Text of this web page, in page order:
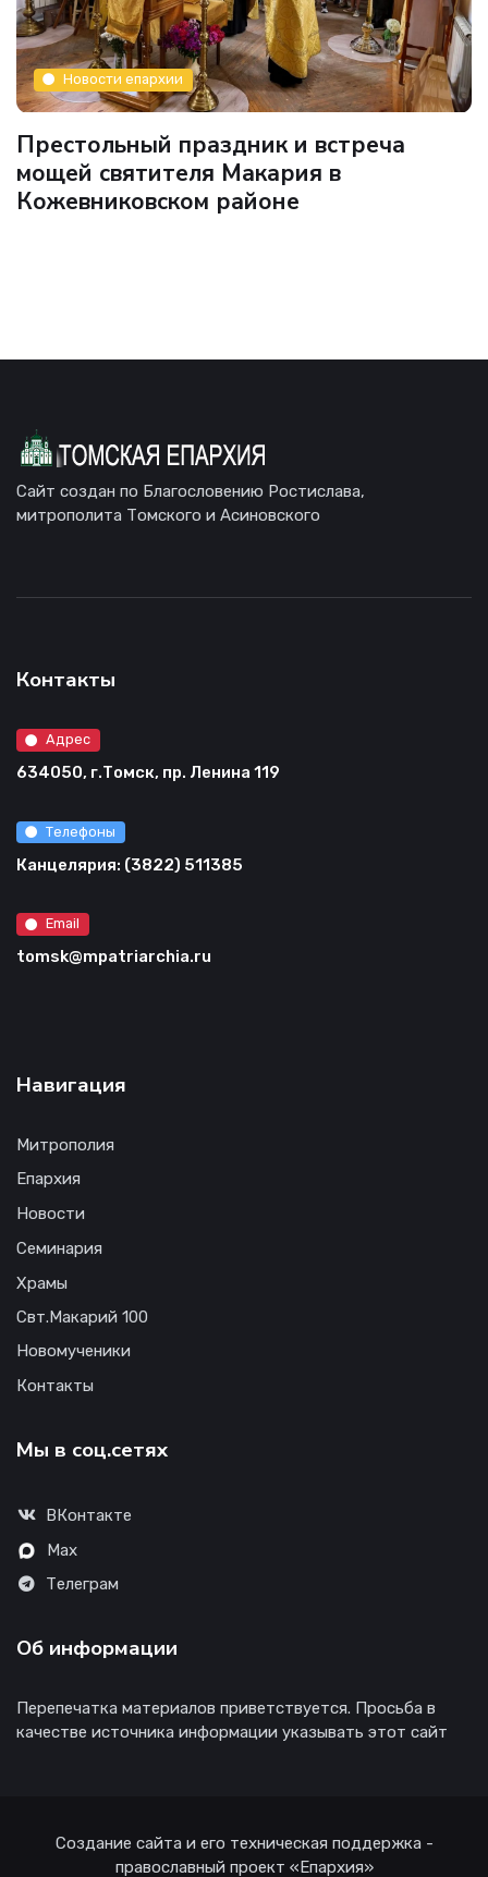
Новости епархии
Престольный праздник и встреча
мощей святителя Макария в
Кожевниковском районе
Сайт создан по Благословению Ростислава,
митрополита Томского и Асиновского
Контакты
Адрес
634050, г.Томск, пр. Ленина 119
Телефоны
Канцелярия: (3822) 511385
Email
tomsk@mpatriarchia.ru
Навигация
Митрополия
Епархия
Новости
Семинария
Храмы
Свт.Макарий 100
Новомученики
Контакты
Мы в соц.сетях
ВКонтакте
Max
Телеграм
Об информации
Перепечатка материалов приветствуется. Просьба в
качестве источника информации указывать этот сайт
Создание сайта и его техническая поддержка -
православный проект «Епархия»